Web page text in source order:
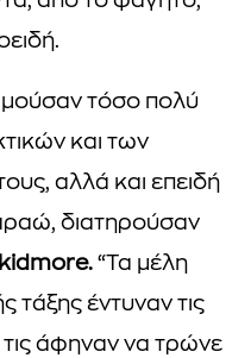
τόσο πολύ
και των
αλλά και επειδή
διατηρούσαν
“Τα μέλη
τάξης έντυναν τις
άφηναν να τρώνε